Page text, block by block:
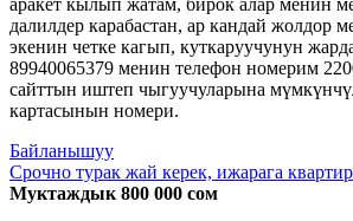
далилдер карабастан, ар кандай жолдор
экенин четке кагып, куткаруучунун
89940065379 менин телефон номерим
сайттын иштеп чыгуучуларына
картасынын номери.
Байланышуу
Срочно турак жай керек, ижарага
Муктаждык 800 000 сом